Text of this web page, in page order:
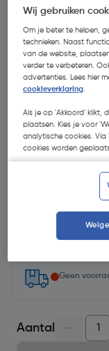
€ 24,14
Selecteer
Geen
Aantal
Wij gebruiken
Om je beter te helpen,
technieken. Naast
van de website,
verder te verbeteren.
advertenties. Lees hier
cookieverklaring.
Als je op 'Akkoord' klikt,
plaatsen. Kies je voor
analytische cookies. Via
cookies worden